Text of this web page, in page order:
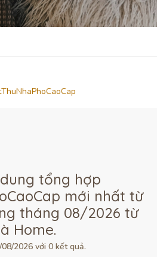
tổng hợp
mới nhất từ
tháng 08/2026 từ
Home.
2026 với 0 kết quả.